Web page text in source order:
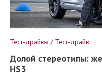
Тест-драйвы / Тест-драйв
Долой стереотипы:
HS3